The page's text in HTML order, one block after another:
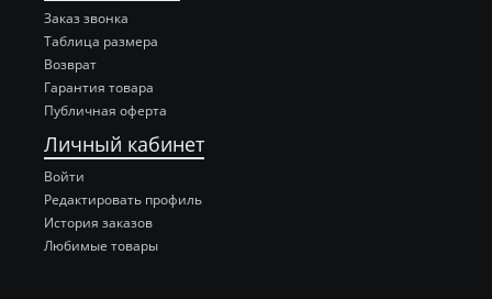
Заказ звонка
Таблица размера
Возврат
Гарантия товара
Публичная оферта
Личный кабинет
Войти
Редактировать профиль
История заказов
Любимые товары